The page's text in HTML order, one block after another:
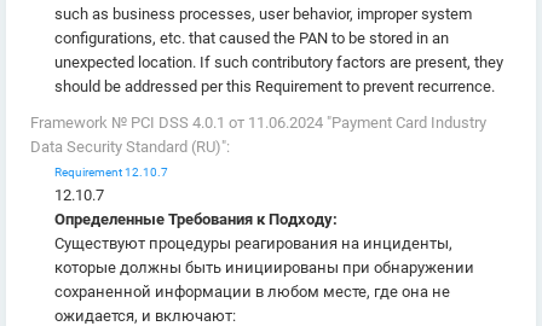
such as business processes, user behavior, improper system
configurations, etc. that caused the PAN to be stored in an
unexpected location. If such contributory factors are present, they
should be addressed per this Requirement to prevent recurrence.
Framework № PCI DSS 4.0.1 от 11.06.2024 "Payment Card Industry
Data Security Standard (RU)":
Requirement 12.10.7
12.10.7
Определенные Требования к Подходу:
Существуют процедуры реагирования на инциденты,
которые должны быть инициированы при обнаружении
сохраненной информации в любом месте, где она не
ожидается, и включают: